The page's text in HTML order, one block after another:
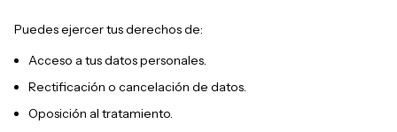
Puedes ejercer tus derechos de:
Acceso a tus datos personales.
Rectificación o cancelación de datos.
Oposición al tratamiento.